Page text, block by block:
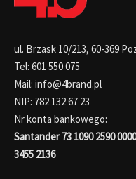
ul. Brzask 10/213, 60-369
Tel: 601 550 075
Mail: info@4brand.pl
NIP: 782 132 67 23
Nr konta bankowego:
Santander 73 1090 2590
3455 2136